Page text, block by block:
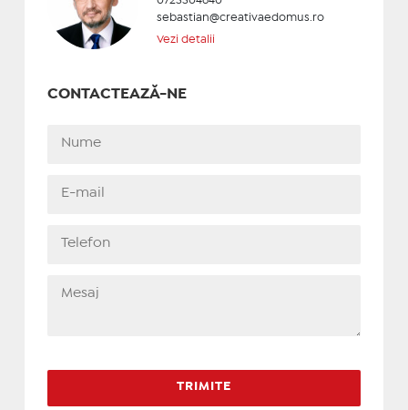
sebastian@creativaedomus.ro
Vezi detalii
CONTACTEAZĂ-NE